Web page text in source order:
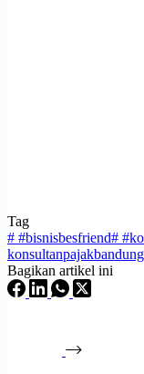
Tag
# #bisnisbesfriend#
konsultanpajakbandung
Bagikan artikel ini